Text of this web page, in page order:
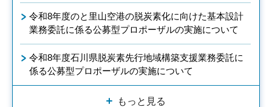
令和8年度のと里山空港の脱炭素化に向けた基本設計
業務委託に係る公募型プロポーザルの実施について
令和8年度石川県脱炭素先行地域構築支援業務委託に
係る公募型プロポーザルの実施について
もっと見る